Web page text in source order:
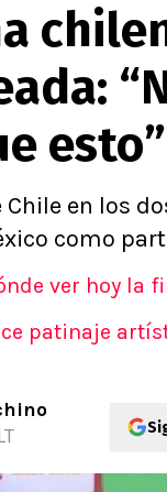
Alexis
Claudio
Chilenos
esto”
Chile en los
como
ver hoy la
patinaje